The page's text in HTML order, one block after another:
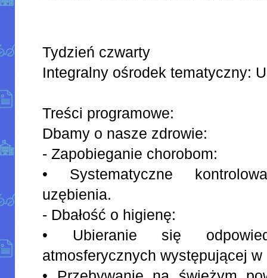
Tydzień czwarty
Integralny ośrodek tematyczny:
Treści programowe:
Dbamy o nasze zdrowie:
- Zapobieganie chorobom:
• Systematyczne
uzębienia.
- Dbałość o higienę:
• Ubieranie się
atmosferycznych występującej